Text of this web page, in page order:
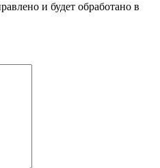
и будет обработано в